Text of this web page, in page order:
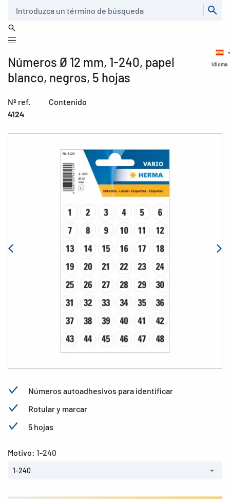
Idioma
Números Ø 12 mm, 1-240, papel
blanco, negros, 5 hojas
Nº ref.
4124
Contenido
Números autoadhesivos para identificar
Rotular y marcar
5 hojas
Motivo: 1-240
1-240